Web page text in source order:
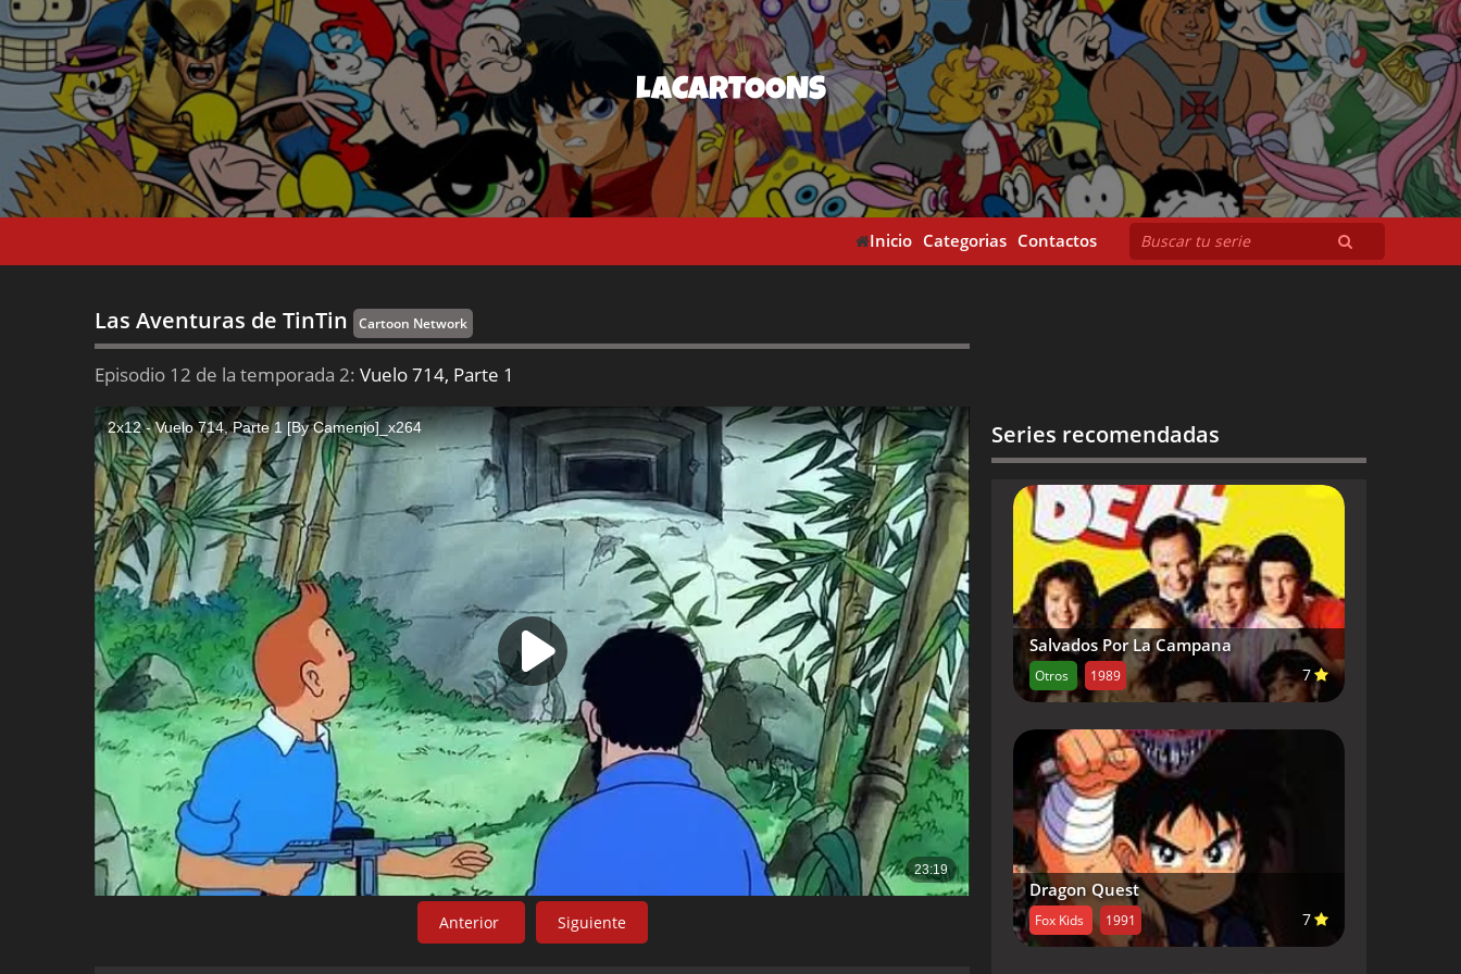
LACARTOONS
Inicio Categorias Contactos
Las Aventuras de TinTin Cartoon Network
Episodio 12 de la temporada 2: Vuelo 714, Parte 1
Anterior Siguiente
Series recomendadas
Salvados Por La Campana
Otros 1989 7
Dragon Quest
Fox Kids 1991 7